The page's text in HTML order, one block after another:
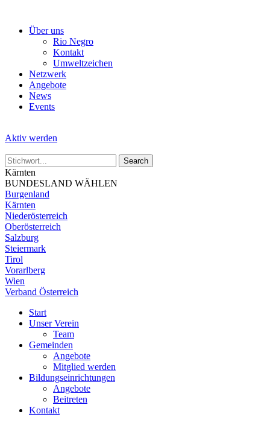
Über uns
Rio Negro
Kontakt
Umweltzeichen
Netzwerk
Angebote
News
Events
Aktiv werden
Kärnten
BUNDESLAND WÄHLEN
Burgenland
Kärnten
Niederösterreich
Oberösterreich
Salzburg
Steiermark
Tirol
Vorarlberg
Wien
Verband Österreich
Start
Unser Verein
Team
Gemeinden
Angebote
Mitglied werden
Bildungseinrichtungen
Angebote
Beitreten
Kontakt